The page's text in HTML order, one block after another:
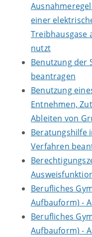
einer
Treibhausgase
nutzt
Benutzung der
beantragen
Benutzung
Entnehmen,
Ableiten von
Beratungshilfe
Verfahren
Berufliches
Aufbauform) -
Berufliches
Aufbauform) -